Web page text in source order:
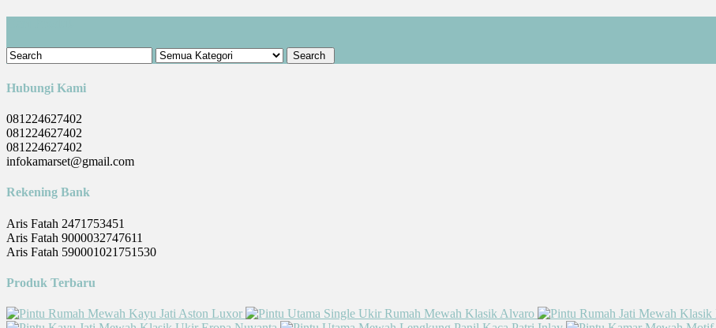
Hubungi Kami
081224627402
081224627402
081224627402
infokamarset@gmail.com
Rekening Bank
Aris Fatah 2471753451
Aris Fatah 9000032747611
Aris Fatah 590001021751530
Produk Terbaru